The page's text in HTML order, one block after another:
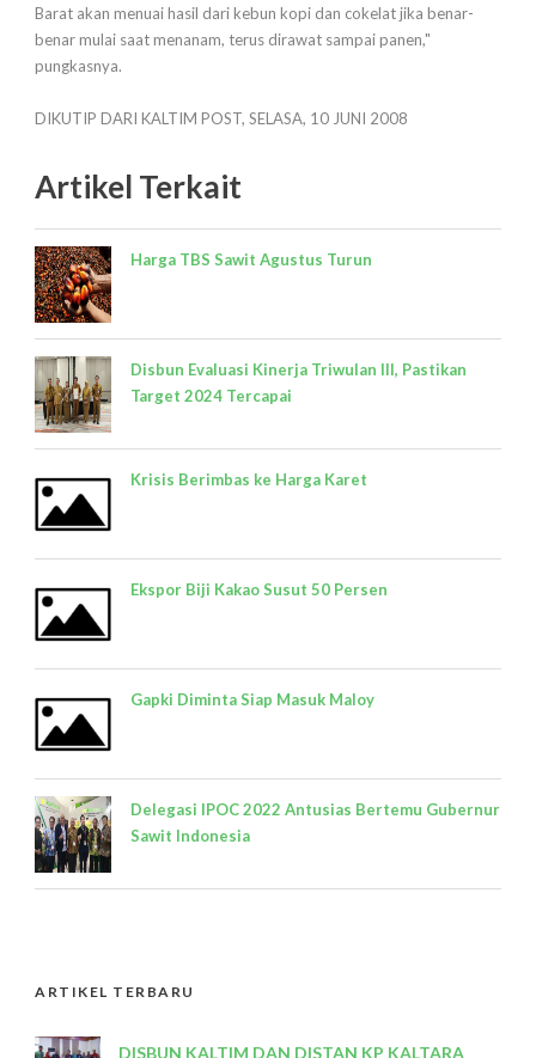
Barat akan menuai hasil dari kebun kopi dan cokelat jika benar-
benar mulai saat menanam, terus dirawat sampai panen,"
pungkasnya.
DIKUTIP DARI KALTIM POST, SELASA, 10 JUNI 2008
Artikel Terkait
Harga TBS Sawit Agustus Turun
Disbun Evaluasi Kinerja Triwulan III, Pastikan
Target 2024 Tercapai
Krisis Berimbas ke Harga Karet
Ekspor Biji Kakao Susut 50 Persen
Gapki Diminta Siap Masuk Maloy
Delegasi IPOC 2022 Antusias Bertemu Gubernur
Sawit Indonesia
ARTIKEL TERBARU
DISBUN KALTIM DAN DISTAN KP KALTARA